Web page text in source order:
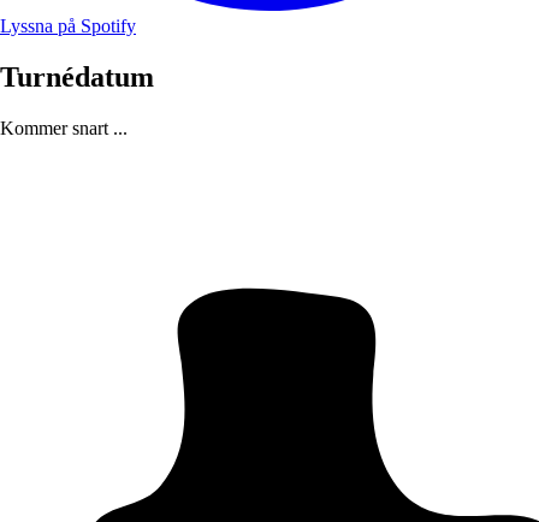
Lyssna på Spotify
Turnédatum
Kommer snart ...